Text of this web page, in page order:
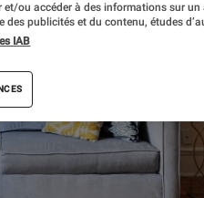
et/ou accéder à des informations sur
des publicités et du contenu, études
IAB